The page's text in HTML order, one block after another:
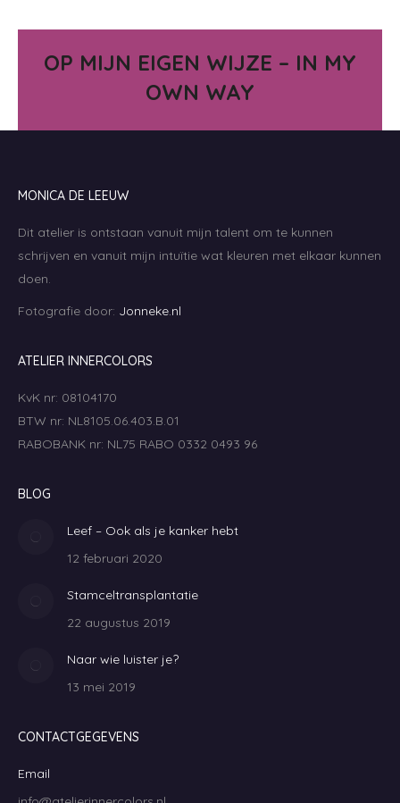
OP MIJN EIGEN WIJZE – IN MY
OWN WAY
MONICA DE LEEUW
Dit atelier is ontstaan vanuit mijn talent om te kunnen
schrijven en vanuit mijn intuïtie wat kleuren met elkaar kunnen
doen.
Fotografie door: Jonneke.nl
ATELIER INNERCOLORS
KvK nr: 08104170
BTW nr: NL8105.06.403.B.01
RABOBANK nr: NL75 RABO 0332 0493 96
BLOG
Leef – Ook als je kanker hebt
12 februari 2020
Stamceltransplantatie
22 augustus 2019
Naar wie luister je?
13 mei 2019
CONTACTGEGEVENS
Email